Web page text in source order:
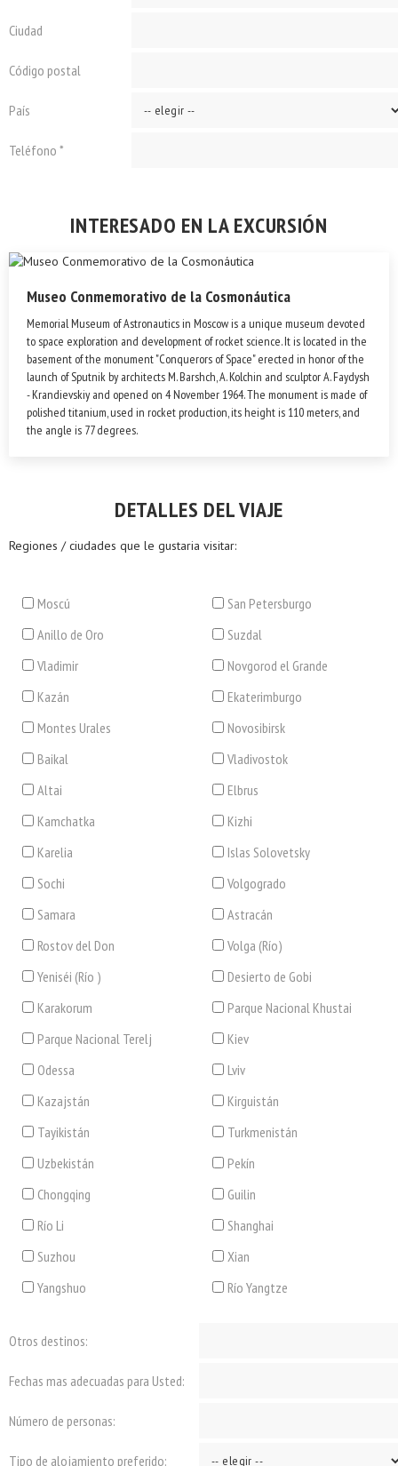
Ciudad
Código postal
País
Teléfono *
INTERESADO EN LA EXCURSIÓN
Museo Conmemorativo de la Cosmonáutica
Memorial Museum of Astronautics in Moscow is a unique museum devoted
to space exploration and development of rocket science. It is located in the
basement of the monument "Conquerors of Space" erected in honor of the
launch of Sputnik by architects M. Barshch, A. Kolchin and sculptor A. Faydysh
- Krandievskiy and opened on 4 November 1964. The monument is made of
polished titanium, used in rocket production, its height is 110 meters, and
the angle is 77 degrees.
DETALLES DEL VIAJE
Regiones / ciudades que le gustaria visitar:
Moscú
San Petersburgo
Anillo de Oro
Suzdal
Vladimir
Novgorod el Grande
Kazán
Ekaterimburgo
Montes Urales
Novosibirsk
Baikal
Vladivostok
Altai
Elbrus
Kamchatka
Kizhi
Karelia
Islas Solovetsky
Sochi
Volgogrado
Samara
Astracán
Rostov del Don
Volga (Río)
Yeniséi (Río )
Desierto de Gobi
Karakorum
Parque Nacional Khustai
Parque Nacional Terelj
Kiev
Odessa
Lviv
Kazajstán
Kirguistán
Tayikistán
Turkmenistán
Uzbekistán
Pekín
Chongqing
Guilin
Río Li
Shanghai
Suzhou
Xian
Yangshuo
Río Yangtze
Otros destinos:
Fechas mas adecuadas para Usted:
Número de personas:
Tipo de alojamiento preferido: